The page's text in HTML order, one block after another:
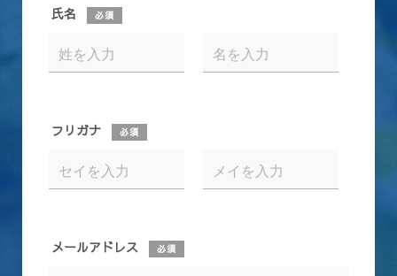
氏名 必須
フリガナ 必須
メールアドレス 必須